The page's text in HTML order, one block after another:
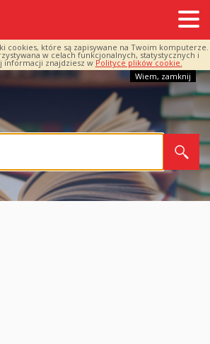
cookies, które są zapisywane na Twoim komputerze.
w celach funkcjonalnych, statystycznych i
informacji znajdziesz w Polityce plików cookie.
Wiem, zamknij